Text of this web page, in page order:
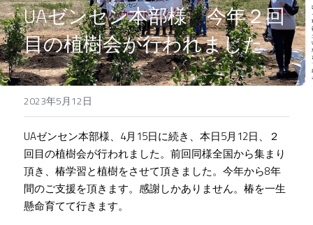
RCPが目指すこと
主な活動
植樹エリア
３つの椿ストーリー
プロジェクトチーム​
地元の強力な協力者
応援くださる企業様
トップ
企業・法人・団体の方
個人からのご支援
トップ
個人の方
写真館
植樹会の様子
椿畑の日常
たかたのゆめちゃん
三陸椿商品群
お問い合わせ
UAゼンセン本部様　今年２回
目の植樹会が行われました
2023年5月12日
UAゼンセン本部様、4月15日に続き、本日5月12日、２
回目の植樹会が行われました。前回同様全国から集まり
頂き、椿学習と植樹をさせて頂きました。今年から8年
間のご支援を頂きます。感謝しかありません。椿を一生
懸命育てて行きます。